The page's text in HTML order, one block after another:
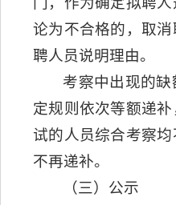
论为不合格的，取
聘人员说明理由。
考察中出现的
定规则依次等额递
试的人员综合考察均
不再递补。
（三）公示